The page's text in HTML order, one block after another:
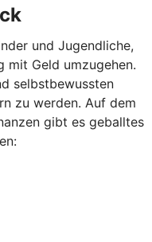
und Jugendliche,
Geld umzugehen.
selbstbewussten
zu werden. Auf dem
gibt es geballtes